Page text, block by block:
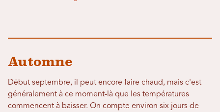
Automne
Début septembre, il peut encore faire chaud, mais c'est
généralement à ce moment-là que les températures
commencent à baisser. On compte environ six jours de